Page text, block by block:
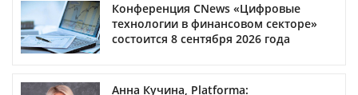
Конференция CNews «Цифровые
технологии в финансовом секторе»
состоится 8 сентября 2026 года
Анна Кучина, Platforma: